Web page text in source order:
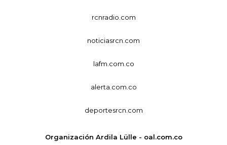
rcnradio.com
noticiasrcn.com
lafm.com.co
alerta.com.co
deportesrcn.com
Organización Ardila Lülle - oal.com.co